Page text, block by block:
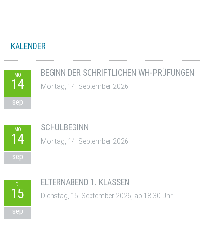
KALENDER
MO
14
sep
BEGINN DER SCHRIFTLICHEN WH-PRÜFUNGEN
Montag, 14. September 2026
MO
14
sep
SCHULBEGINN
Montag, 14. September 2026
DI
15
sep
ELTERNABEND 1. KLASSEN
Dienstag, 15. September 2026, ab 18:30 Uhr